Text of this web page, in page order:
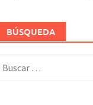
BÚSQUEDA